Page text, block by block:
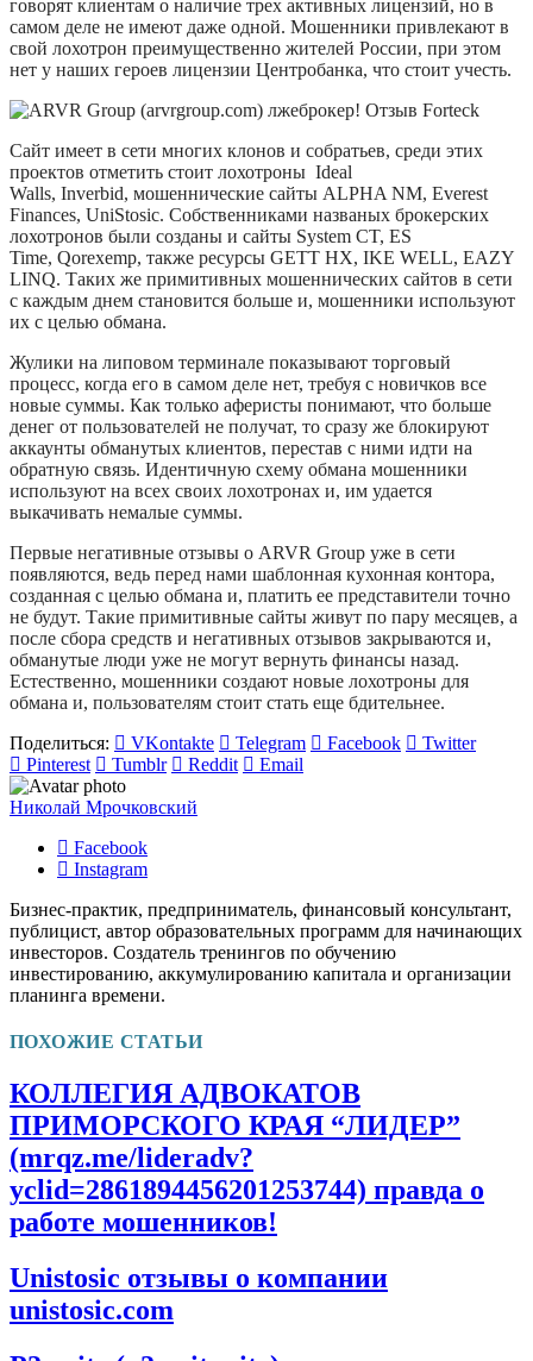
говорят клиентам о наличие трех активных лицензий, но в
самом деле не имеют даже одной. Мошенники привлекают в
свой лохотрон преимущественно жителей России, при этом
нет у наших героев лицензии Центробанка, что стоит учесть.
Сайт имеет в сети многих клонов и собратьев, среди этих
проектов отметить стоит лохотроны Ideal
Walls, Inverbid, мошеннические сайты ALPHA NM, Everest
Finances, UniStosic. Собственниками названых брокерских
лохотронов были созданы и сайты System CT, ES
Time, Qorexemp, также ресурсы GETT HX, IKE WELL, EAZY
LINQ. Таких же примитивных мошеннических сайтов в сети
с каждым днем становится больше и, мошенники используют
их с целью обмана.
Жулики на липовом терминале показывают торговый
процесс, когда его в самом деле нет, требуя с новичков все
новые суммы. Как только аферисты понимают, что больше
денег от пользователей не получат, то сразу же блокируют
аккаунты обманутых клиентов, перестав с ними идти на
обратную связь. Идентичную схему обмана мошенники
используют на всех своих лохотронах и, им удается
выкачивать немалые суммы.
Первые негативные отзывы о ARVR Group уже в сети
появляются, ведь перед нами шаблонная кухонная контора,
созданная с целью обмана и, платить ее представители точно
не будут. Такие примитивные сайты живут по пару месяцев, а
после сбора средств и негативных отзывов закрываются и,
обманутые люди уже не могут вернуть финансы назад.
Естественно, мошенники создают новые лохотроны для
обмана и, пользователям стоит стать еще бдительнее.
Поделиться:
VKontakte Telegram Facebook
Twitter
Pinterest
Tumblr Reddit Email
Николай Мрочковский
Facebook
Instagram
Бизнес-практик, предприниматель, финансовый консультант,
публицист, автор образовательных программ для начинающих
инвесторов. Создатель тренингов по обучению
инвестированию, аккумулированию капитала и организации
планинга времени.
ПОХОЖИЕ СТАТЬИ
КОЛЛЕГИЯ АДВОКАТОВ
ПРИМОРСКОГО КРАЯ “ЛИДЕР”
(mrqz.me/lideradv?
yclid=2861894456201253744) правда о
работе мошенников!
Unistosic отзывы о компании
unistosic.com